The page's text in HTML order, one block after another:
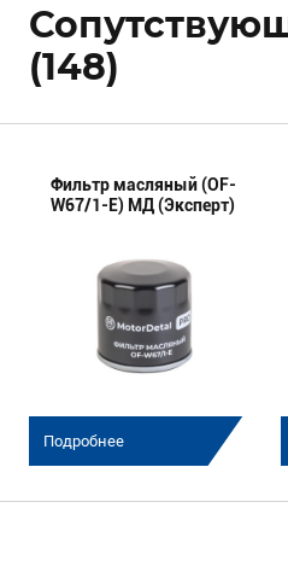
(148)
Фильтр масляный (OF-
W67/1-E) МД (Эксперт)
Подробнее